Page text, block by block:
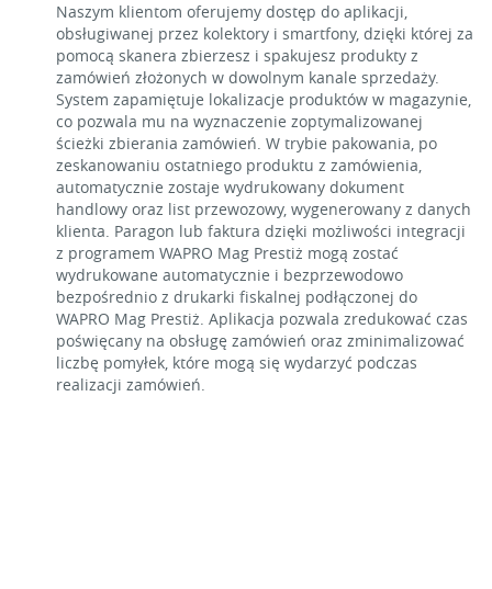
Naszym klientom oferujemy dostęp do aplikacji,
obsługiwanej przez kolektory i smartfony, dzięki której za
pomocą skanera zbierzesz i spakujesz produkty z
zamówień złożonych w dowolnym kanale sprzedaży.
System zapamiętuje lokalizacje produktów w magazynie,
co pozwala mu na wyznaczenie zoptymalizowanej
ścieżki zbierania zamówień. W trybie pakowania, po
zeskanowaniu ostatniego produktu z zamówienia,
automatycznie zostaje wydrukowany dokument
handlowy oraz list przewozowy, wygenerowany z danych
klienta. Paragon lub faktura dzięki możliwości integracji
z programem WAPRO Mag Prestiż mogą zostać
wydrukowane automatycznie i bezprzewodowo
bezpośrednio z drukarki fiskalnej podłączonej do
WAPRO Mag Prestiż. Aplikacja pozwala zredukować czas
poświęcany na obsługę zamówień oraz zminimalizować
liczbę pomyłek, które mogą się wydarzyć podczas
realizacji zamówień.